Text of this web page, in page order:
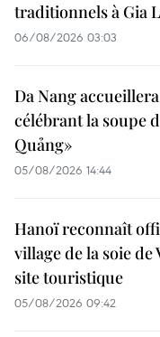
traditionnels à Gia
06/08/2026 03:03
Da Nang
célébrant la soupe
Quảng»
05/08/2026 14:44
Hanoï reconnaît
village de la soie de
site touristique
05/08/2026 09:42